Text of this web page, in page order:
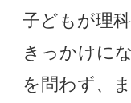
子どもが理
きっかけに
を問わず、